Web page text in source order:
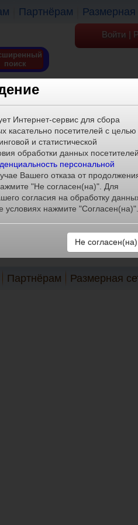
Партнёрам Размерная
ОДЕЖДА
Войти |
поиск
(37,38,39,40,41)
Авторизуйтесь
Партнёрам Размерная
Интернет-сервис для сбора
касательно посетителей с целью
и статистической
обработки данных посетителей
персональной
Вашего отказа от
"Не согласен(на)". Для
согласия на обработку
условиях нажмите "Согласен(на)".
Не согласен(на)